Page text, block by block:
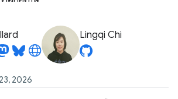
Lingqi Chi
2026